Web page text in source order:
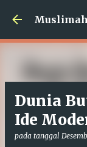
Dunia
Ide
pada tanggal